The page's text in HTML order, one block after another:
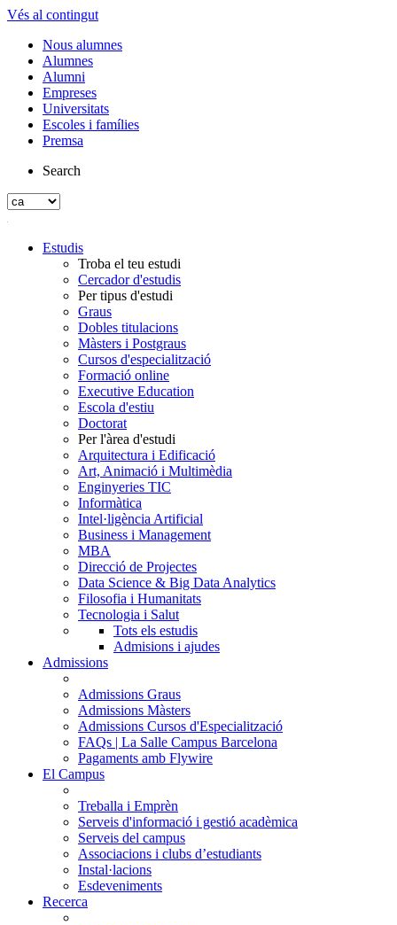
Vés al contingut
Nous alumnes
Alumnes
Alumni
Empreses
Universitats
Escoles i famílies
Premsa
Search
Estudis
Troba el teu estudi
Cercador d'estudis
Per tipus d'estudi
Graus
Dobles titulacions
Màsters i Postgraus
Cursos d'especialització
Formació online
Executive Education
Escola d'estiu
Doctorat
Per l'àrea d'estudi
Arquitectura i Edificació
Art, Animació i Multimèdia
Enginyeries TIC
Informàtica
Intel·ligència Artificial
Business i Management
MBA
Direcció de Projectes
Data Science & Big Data Analytics
Filosofia i Humanitats
Tecnologia i Salut
Tots els estudis
Admisions i ajudes
Admissions
Admissions Graus
Admissions Màsters
Admissions Cursos d'Especialització
FAQs | La Salle Campus Barcelona
Pagaments amb Flywire
El Campus
Treballa i Emprèn
Serveis d'informació i gestió acadèmica
Serveis del campus
Associacions i clubs d’estudiants
Instal·lacions
Esdeveniments
Recerca